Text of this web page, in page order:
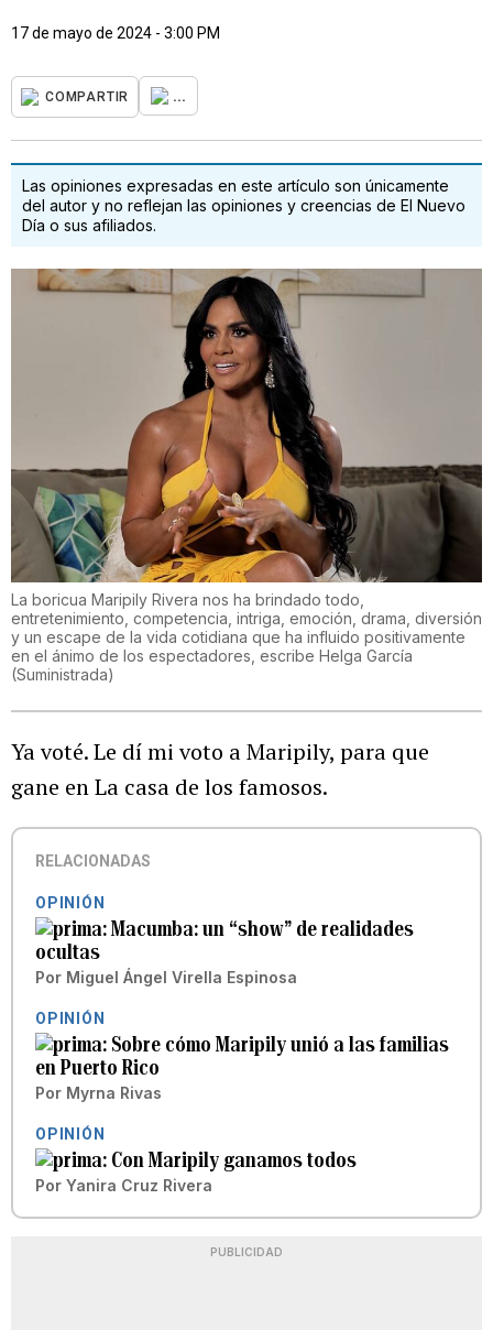
17 de mayo de 2024 - 3:00 PM
COMPARTIR ...
Las opiniones expresadas en este artículo son únicamente
del autor y no reflejan las opiniones y creencias de El Nuevo
Día o sus afiliados.
La boricua Maripily Rivera nos ha brindado todo,
entretenimiento, competencia, intriga, emoción, drama, diversión
y un escape de la vida cotidiana que ha influido positivamente
en el ánimo de los espectadores, escribe Helga García
(Suministrada)
Ya voté. Le dí mi voto a Maripily, para que
gane en La casa de los famosos.
RELACIONADAS
OPINIÓN
Macumba: un “show” de realidades
ocultas
Por Miguel Ángel Virella Espinosa
OPINIÓN
Sobre cómo Maripily unió a las familias
en Puerto Rico
Por Myrna Rivas
OPINIÓN
Con Maripily ganamos todos
Por Yanira Cruz Rivera
PUBLICIDAD